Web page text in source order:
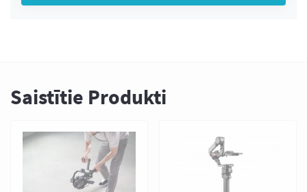
Saistītie Produkti